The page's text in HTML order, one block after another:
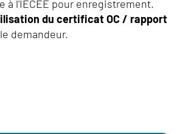
à l'IECEE pour enregistrement.
du certificat OC / rapport
demandeur.